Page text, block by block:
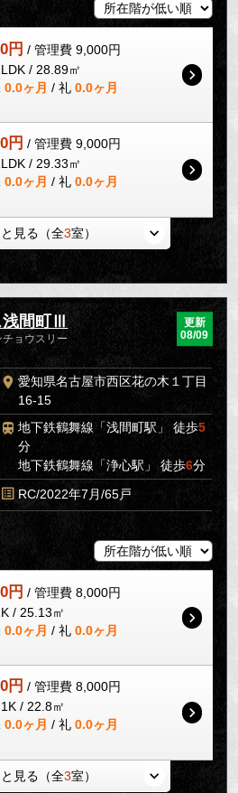
円 / 管理費 9,000円
/ 28.89㎡
0.0ヶ月 / 礼 0.0ヶ月
円 / 管理費 9,000円
/ 29.33㎡
0.0ヶ月 / 礼 0.0ヶ月
見る（全3室）
浅間町Ⅲ
ョウスリー
更新
08/09
愛知県名古屋市西区花の木１丁目
16-15
地下鉄鶴舞線「浅間町駅」 徒歩5
分
地下鉄鶴舞線「浄心駅」 徒歩6分
RC/2022年7月/65戸
円 / 管理費 8,000円
/ 25.13㎡
0.0ヶ月 / 礼 0.0ヶ月
円 / 管理費 8,000円
/ 22.8㎡
0.0ヶ月 / 礼 0.0ヶ月
見る（全3室）